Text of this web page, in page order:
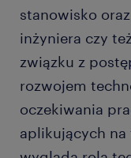
stanowisko
inżyniera czy
związku z
rozwojem
oczekiwania
aplikujących na